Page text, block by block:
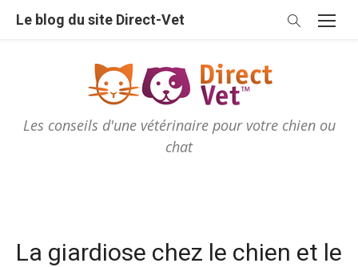
Les conseils d'une vétérinaire pour votre chien ou
chat
Le blog du site Direct-Vet
La giardiose chez le chien et le